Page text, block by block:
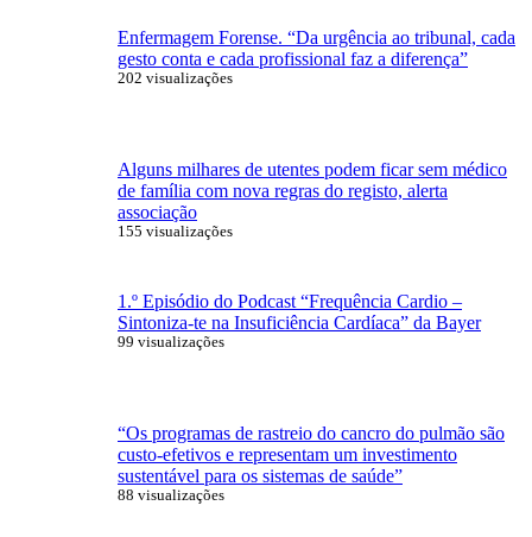
Enfermagem Forense. “Da urgência ao tribunal, cada
gesto conta e cada profissional faz a diferença”
202 visualizações
Alguns milhares de utentes podem ficar sem médico
de família com nova regras do registo, alerta
associação
155 visualizações
1.º Episódio do Podcast “Frequência Cardio –
Sintoniza-te na Insuficiência Cardíaca” da Bayer
99 visualizações
“Os programas de rastreio do cancro do pulmão são
custo-efetivos e representam um investimento
sustentável para os sistemas de saúde”
88 visualizações